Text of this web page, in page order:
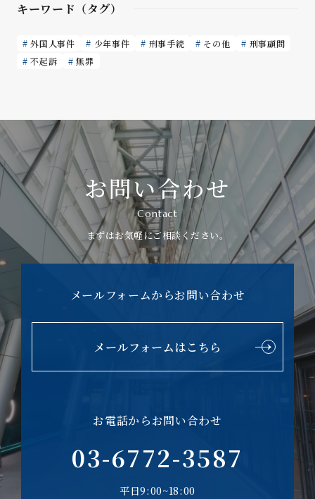
キーワード（タグ）
外国人事件 少年事件 刑事手続 その他
刑事顧問
不起訴
無罪
お問い合わせ
Contact
まずはお気軽にご相談ください。
メールフォームからお問い合わせ
メールフォームはこちら
お電話からお問い合わせ
03-6772-3587
平日9:00~18:00